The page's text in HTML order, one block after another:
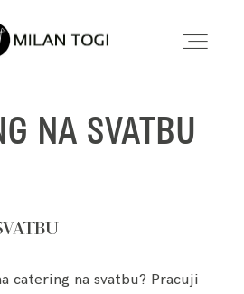
FOCENÍ
FOCENÍ
NA SVATBU
catering na svatbu? Pracuji